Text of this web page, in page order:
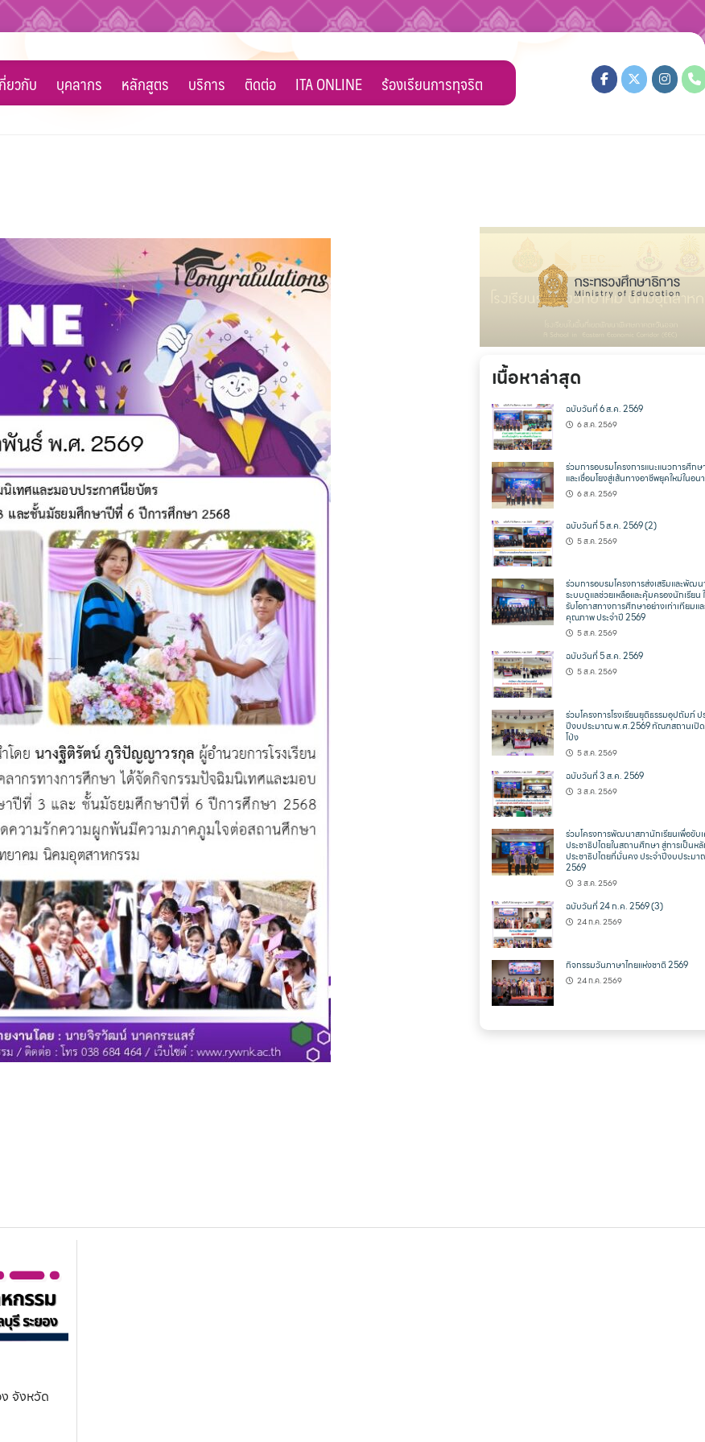
ยวกับ บุคลากร หลักสูตร บริการ ติดต่อ ITA ONLINE ร้องเรียนการทุจริต
เนื้อหาล่าสุด
ฉบับวันที่ 6 ส.ค. 2569
6 ส.ค. 2569
ร่วมการอบรมโครงการแนะแนวการศึก
และเชื่อมโยงสู่เส้นทางอาชีพยุคใหม่ในอ
6 ส.ค. 2569
ฉบับวันที่ 5 ส.ค. 2569 (2)
5 ส.ค. 2569
ร่วมการอบรมโครงการส่งเสริมและพัฒน
ระบบดูแลช่วยเหลือและคุ้มครองนักเรียน
รับโอกาสทางการศึกษาอย่างเท่าเทียมแ
คุณภาพ ประจำปี 2569
5 ส.ค. 2569
ฉบับวันที่ 5 ส.ค. 2569
5 ส.ค. 2569
ร่วมโครงการโรงเรียนยุติธรรมอุปถัมภ์ ป
ปีงบประมาณ พ.ศ.2569 ทัณฑสถานเปิ
โป่ง
5 ส.ค. 2569
ฉบับวันที่ 3 ส.ค. 2569
3 ส.ค. 2569
ร่วมโครงการพัฒนาสภานักเรียนเพื่อขับ
ประชาธิปไตยในสถานศึกษา สู่การเป็นห
ประชาธิปไตยที่มั่นคง ประจำปีงบประม
2569
3 ส.ค. 2569
ฉบับวันที่ 24 ก.ค. 2569 (3)
24 ก.ค. 2569
กิจกรรมวันภาษาไทยแห่งชาติ 2569
24 ก.ค. 2569
จังหวัด